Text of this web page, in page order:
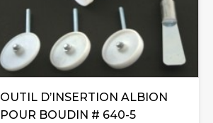
OUTIL D’INSERTION ALBION
POUR BOUDIN # 640-5